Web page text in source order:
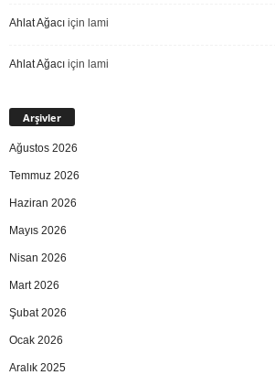
Ahlat Ağacı için lami
Ahlat Ağacı için lami
Arşivler
Ağustos 2026
Temmuz 2026
Haziran 2026
Mayıs 2026
Nisan 2026
Mart 2026
Şubat 2026
Ocak 2026
Aralık 2025